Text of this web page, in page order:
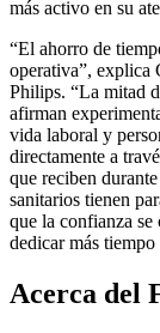
más activo en su
“El ahorro de
operativa”, explica
Philips. “La mitad
afirman
vida laboral y
directamente a
que reciben
sanitarios tienen
que la confianza
dedicar más tiempo
Acerca del